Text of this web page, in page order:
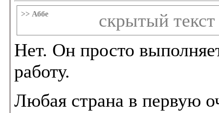
>> Аббе
скрытый текст
Нет. Он просто
работу.
Любая страна в первую